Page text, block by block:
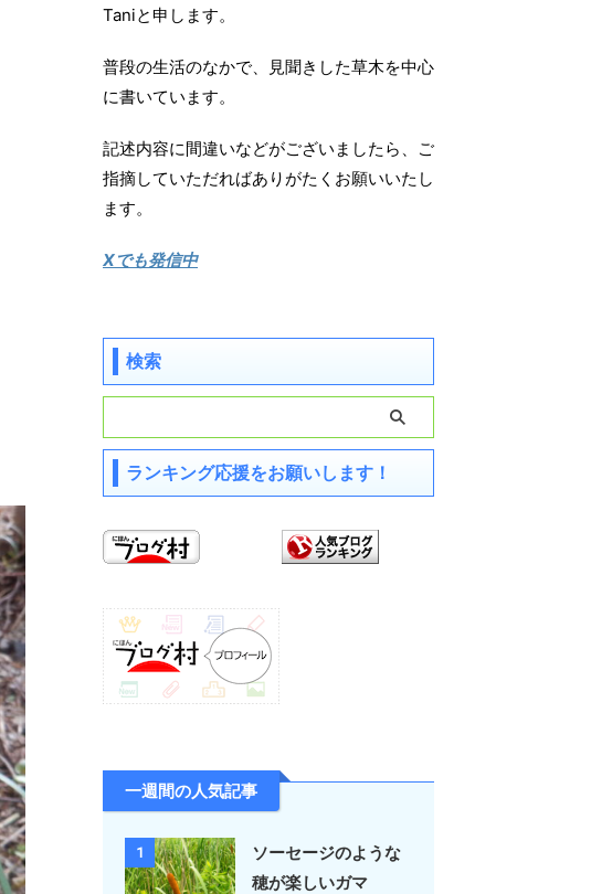
Taniと申します。
普段の生活のなかで、見聞きした草木を中心
に書いています。
記述内容に間違いなどがございましたら、ご
指摘していただればありがたくお願いいたし
ます。
Xでも発信中
検索
ランキング応援をお願いします！
一週間の人気記事
1
ソーセージのような
穂が楽しいガマ